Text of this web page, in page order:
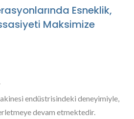
Esneklik,
Maksimize
endüstrisindeki deneyimiyle,
devam etmektedir.